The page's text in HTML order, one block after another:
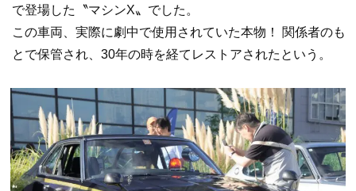
で登場した〝マシンX〟でした。
この車両、実際に劇中で使用されていた本物！ 関係者のも
とで保管され、30年の時を経てレストアされたという。